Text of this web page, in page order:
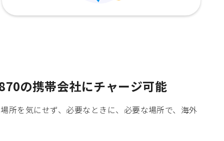
の携帯会社にチャージ可能
所を気にせず、必要なときに、必要な場所で、海外